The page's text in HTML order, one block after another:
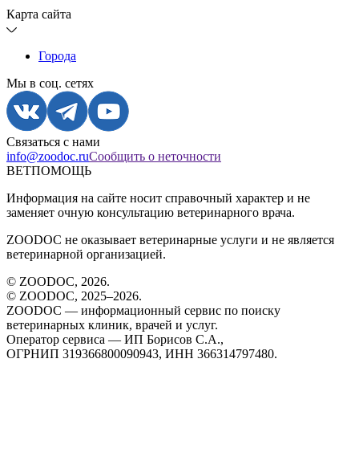
Карта сайта
Города
Мы в соц. сетях
Связаться с нами
info@zoodoc.ruСообщить о неточности
ВЕТПОМОЩЬ
Информация на сайте носит справочный характер и не
заменяет очную консультацию ветеринарного врача.
ZOODOC не оказывает ветеринарные услуги и не является
ветеринарной организацией.
© ZOODOC, 2026.
© ZOODOC, 2025–2026.
ZOODOC — информационный сервис по поиску
ветеринарных клиник, врачей и услуг.
Оператор сервиса — ИП Борисов С.А.,
ОГРНИП 319366800090943, ИНН 366314797480.